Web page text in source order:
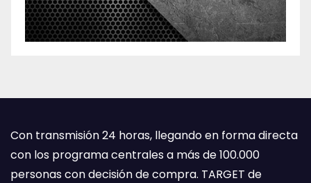
Con transmisión 24 horas, llegando en forma directa
con los programa centrales a más de 100.000
personas con decisión de compra. TARGET de